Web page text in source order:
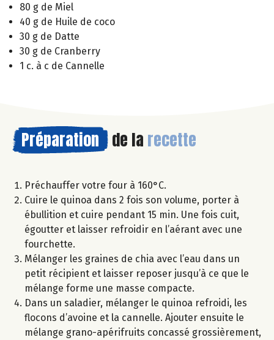
80 g de Miel
40 g de Huile de coco
30 g de Datte
30 g de Cranberry
1 c. à c de Cannelle
Préparation de la recette
Préchauffer votre four à 160°C.
Cuire le quinoa dans 2 fois son volume, porter à
ébullition et cuire pendant 15 min. Une fois cuit,
égoutter et laisser refroidir en l’aérant avec une
fourchette.
Mélanger les graines de chia avec l’eau dans un
petit récipient et laisser reposer jusqu’à ce que le
mélange forme une masse compacte.
Dans un saladier, mélanger le quinoa refroidi, les
flocons d’avoine et la cannelle. Ajouter ensuite le
mélange grano-apérifruits concassé grossièrement,